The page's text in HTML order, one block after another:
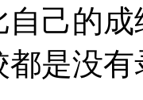
己的
是没